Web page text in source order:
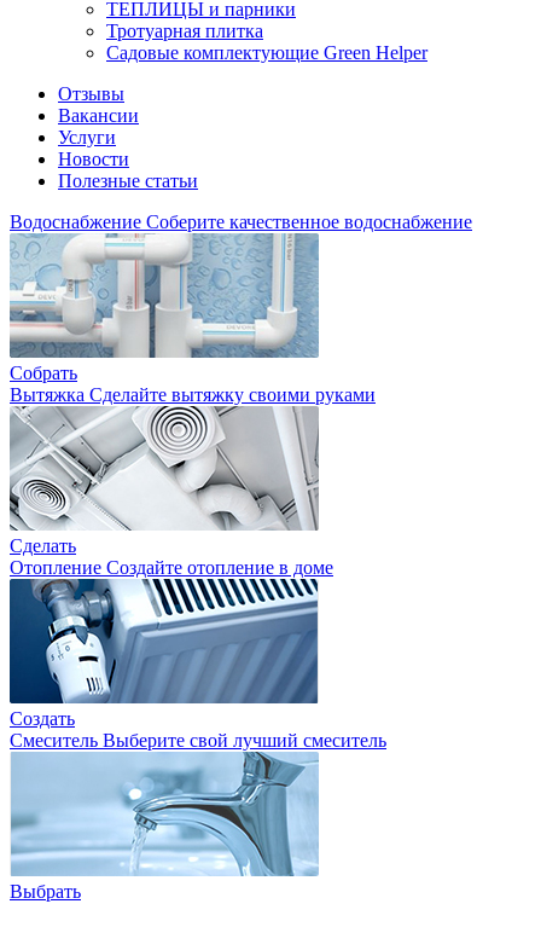
ТЕПЛИЦЫ и парники
Тротуарная плитка
Садовые комплектующие Green Helper
Отзывы
Вакансии
Услуги
Новости
Полезные статьи
Водоснабжение Соберите качественное водоснабжение
Собрать
Вытяжка Сделайте вытяжку своими руками
Сделать
Отопление Создайте отопление в доме
Создать
Смеситель Выберите свой лучший смеситель
Выбрать